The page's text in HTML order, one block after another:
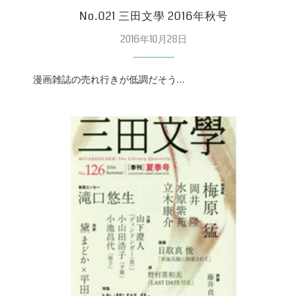
No.021 三田文學 2016年秋号
2016年10月28日
漫画雑誌の売れ行きが低調だそう…